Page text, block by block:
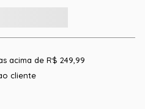
acima de R$ 249,99
cliente